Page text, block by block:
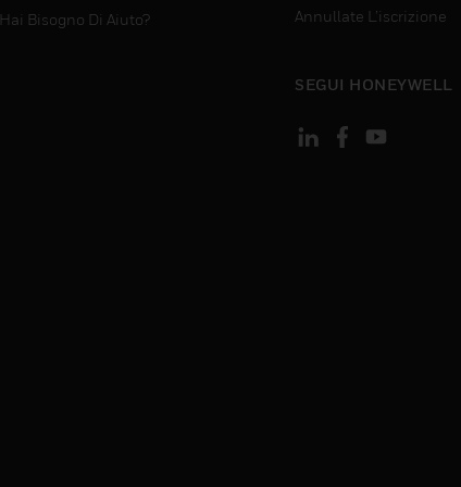
Hai Bisogno Di Aiuto?
Annullate L’iscrizione
SEGUI HONEYWELL